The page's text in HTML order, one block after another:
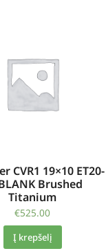
CVR1 19×10 ET20-
Brushed
Titanium
€525.00
Į krepšelį